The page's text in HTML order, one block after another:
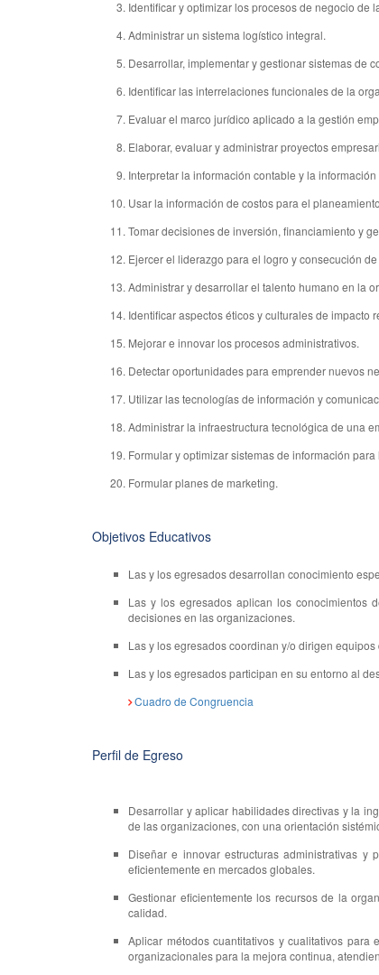
Identificar y optimizar los procesos de negocio de
Administrar un sistema logístico integral.
Desarrollar, implementar y gestionar sistemas de
Identificar las interrelaciones funcionales de la
Evaluar el marco jurídico aplicado a la gestión
Elaborar, evaluar y administrar proyectos
Interpretar la información contable y la
Usar la información de costos para el
Tomar decisiones de inversión, financiamiento y
Ejercer el liderazgo para el logro y consecución
Administrar y desarrollar el talento humano en la
Identificar aspectos éticos y culturales de impacto
Mejorar e innovar los procesos administrativos.
Detectar oportunidades para emprender nuevos
Utilizar las tecnologías de información y
Administrar la infraestructura tecnológica de una
Formular y optimizar sistemas de información para
Formular planes de marketing.
Objetivos Educativos
Las y los egresados desarrollan conocimiento
Las y los egresados aplican los conocimientos
decisiones en las organizaciones.
Las y los egresados coordinan y/o dirigen
Las y los egresados participan en su entorno al
Cuadro de Congruencia
Perfil de Egreso
Desarrollar y aplicar habilidades directivas y la
de las organizaciones, con una orientación
Diseñar e innovar estructuras administrativas
eficientemente en mercados globales.
Gestionar eficientemente los recursos de la
calidad.
Aplicar métodos cuantitativos y cualitativos
organizacionales para la mejora continua,